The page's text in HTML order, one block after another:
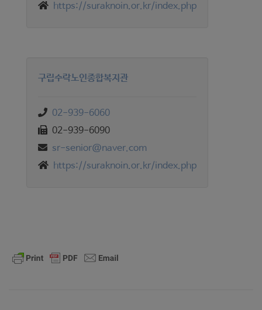
https://suraknoin.or.kr/index.php
구립수락노인종합복지관
02-939-6060
02-939-6090
sr-senior@naver.com
https://suraknoin.or.kr/index.php